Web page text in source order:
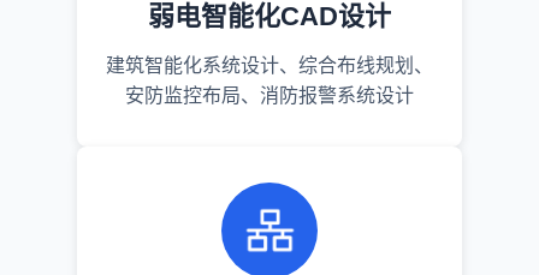
弱电智能化CAD设计
建筑智能化系统设计、综合布线规划、
安防监控布局、消防报警系统设计